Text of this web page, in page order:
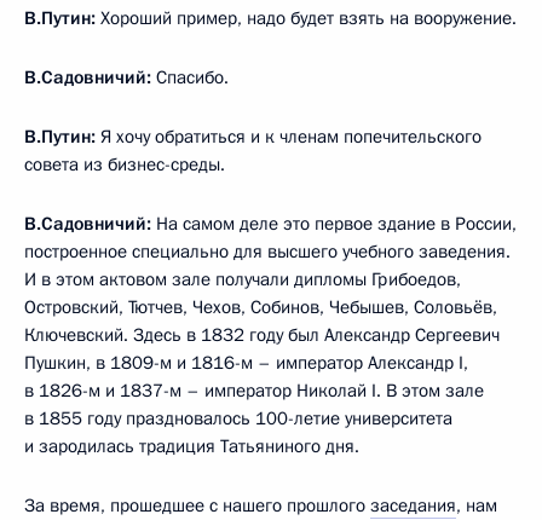
В.Путин: Хороший пример, надо будет взять на вооружение.
В.Садовничий: Спасибо.
В.Путин: Я хочу обратиться и к членам попечительского
совета из бизнес-среды.
В.Садовничий: На самом деле это первое здание в России,
построенное специально для высшего учебного заведения.
И в этом актовом зале получали дипломы Грибоедов,
Островский, Тютчев, Чехов, Собинов, Чебышев, Соловьёв,
Ключевский. Здесь в 1832 году был Александр Сергеевич
Пушкин, в 1809-м и 1816-м – император Александр I,
в 1826-м и 1837-м – император Николай I. В этом зале
в 1855 году праздновалось 100-летие университета
и зародилась традиция Татьяниного дня.
За время, прошедшее с нашего прошлого заседания, нам